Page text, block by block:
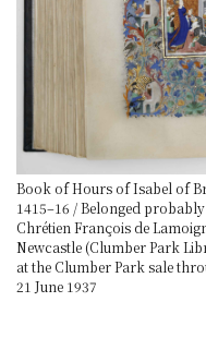
Book of Hours of Isabel of
1415–16 / Belonged
Chrétien François de
Newcastle (Clumber Park
at the Clumber Park sale
21 June 1937